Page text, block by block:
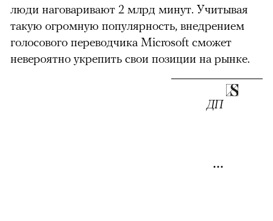
люди наговаривают 2 млрд минут. Учитывая
такую огромную популярность, внедрением
голосового переводчика Microsoft сможет
невероятно укрепить свои позиции на рынке.
ДП